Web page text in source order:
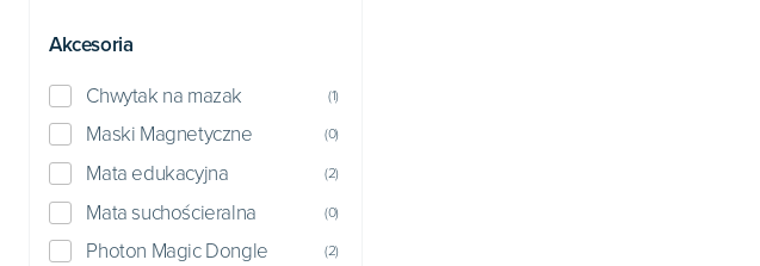
Akcesoria
Chwytak na mazak (1)
Maski Magnetyczne (0)
Mata edukacyjna (2)
Mata suchościeralna (0)
Photon Magic Dongle (2)